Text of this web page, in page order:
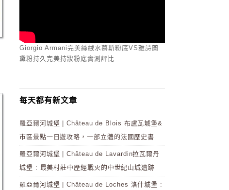
Giorgio Armani完美絲絨水慕斯粉底VS雅詩蘭
黛粉持久完美持妝粉底實測評比
每天都有新文章
羅亞爾河城堡 | Château de Blois 布盧瓦城堡&
市區景點一日遊攻略，一部立體的法國歷史書
羅亞爾河城堡 | Château de Lavardin拉瓦爾丹
城堡 : 最美村莊中歷經戰火的中世紀山城遺跡
羅亞爾河城堡 | Château de Loches 洛什城堡 :